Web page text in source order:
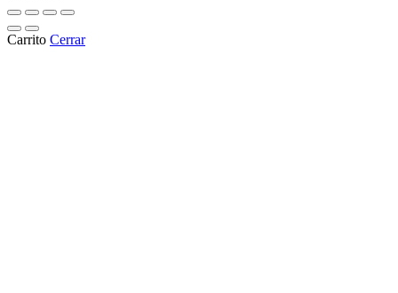
Carrito Cerrar